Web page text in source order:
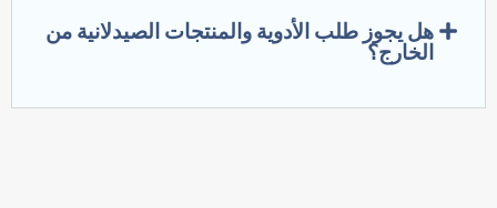
هل يجوز طلب الأدوية والمنتجات الصيدلانية من
الخارج؟